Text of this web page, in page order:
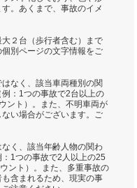
。あくまで、事故のイメ
２台（歩行者含む）まで
別ページの文字情報をご
なく、該当車両種別の関
：1つの事故で2台以上の
ント）。また、不明車両が
い場合がございます。ご
く、該当年齢人物の関わ
1つの事故で2人以上の25
ント）。また、多重事故の
含まれるため、現実の事